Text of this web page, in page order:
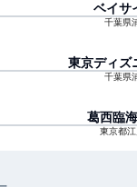
ベイサ
千葉県
東京ディズ
千葉県
葛西臨
東京都